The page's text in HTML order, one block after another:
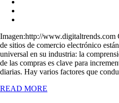
Imagen:http://www.digitaltrends.com
de sitios de comercio electrónico
universal en su industria: la
de las compras es clave para
diarias. Hay varios factores que
READ MORE